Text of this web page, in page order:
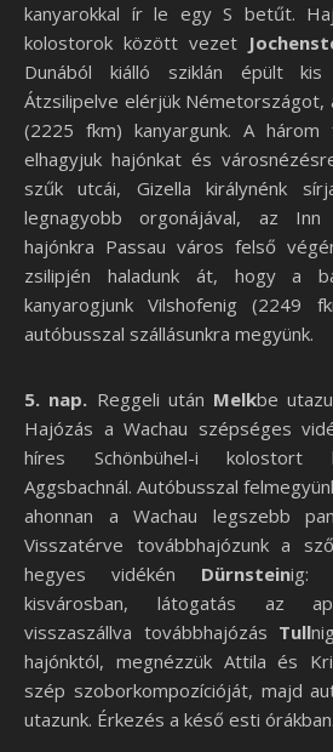
kanyarokkal ír le egy S betűt.
kolostorok között vezet
Dunából kiálló sziklán épült kis
Átzsilipelve elérjük Németországot,
(2225 fkm) kanyargunk. A
elhagyjuk hajónkat és
szűk utcái, Gizella királynénk
legnagyobb orgonájával, az Inn
hajónkra Passau város felső
zsilipjén haladunk át, hogy a
kanyarogjunk Vilshofenig (2249
autóbusszal szállásunkra megyünk.
5. nap. Reggeli után Melkbe
Hajózás a Wachau szépséges
híres Schönbühel-i kolostort
Aggsbachnál. Autóbusszal
ahonnan a Wachau legszebb
Visszatérve továbbhajózunk a
hegyes vidékén Dürnsteinig:
kisvárosban, látogatás az
visszaszállva továbbhajózás Tull
hajónktól, megnézzük Attila és
szép szoborkompozícióját, majd
utazunk. Érkezés a késő esti órákban.